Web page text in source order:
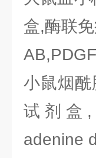
盒,酶联
小鼠烟
试剂盒,
adenine